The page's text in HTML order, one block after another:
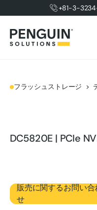
+81-3-
フラッシュストレージ
DC5820E | PCIe
販売に関するお問い合
せ